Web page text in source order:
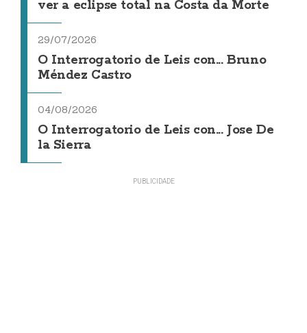
ver a eclipse total na Costa da Morte
29/07/2026
O Interrogatorio de Leis con... Bruno
Méndez Castro
04/08/2026
O Interrogatorio de Leis con... Jose De
la Sierra